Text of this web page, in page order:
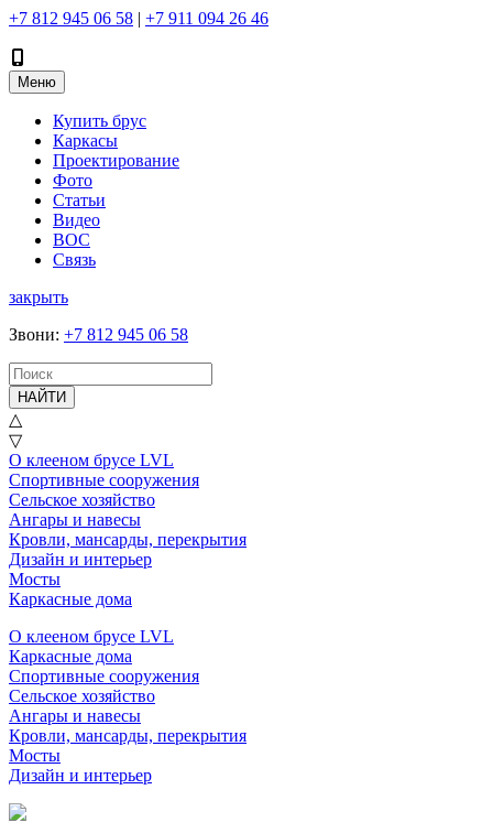
+7 812 945 06 58 | +7 911 094 26 46
Меню
Купить брус
Каркасы
Проектирование
Фото
Статьи
Видео
ВОС
Связь
закрыть
Звони: +7 812 945 06 58
НАЙТИ
△
▽
О клееном брусе LVL
Спортивные сооружения
Сельское хозяйство
Ангары и навесы
Кровли, мансарды, перекрытия
Дизайн и интерьер
Мосты
Каркасные дома
О клееном брусе LVL
Каркасные дома
Спортивные сооружения
Сельское хозяйство
Ангары и навесы
Кровли, мансарды, перекрытия
Мосты
Дизайн и интерьер